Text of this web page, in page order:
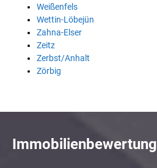
Weißenfels
Wettin-Löbejün
Zahna-Elser
Zeitz
Zerbst/Anhalt
Zörbig
Immobilienbewertung